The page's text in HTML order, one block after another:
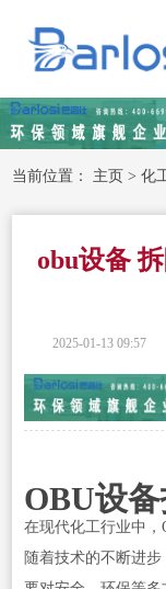
当前位置： 主页 >化
obu设备
2025-01-13 09:57
OBU设
在现代化工行业中，
随着技术的不断进